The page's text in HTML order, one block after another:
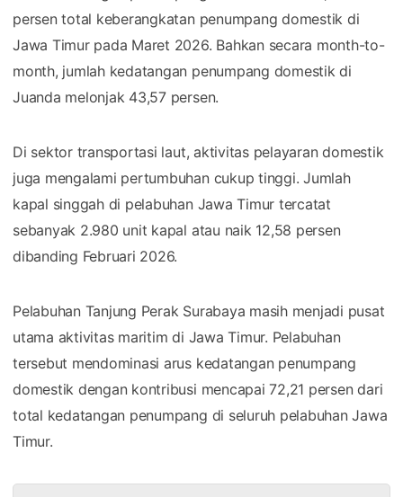
persen total keberangkatan penumpang domestik di
Jawa Timur pada Maret 2026. Bahkan secara month-to-
month, jumlah kedatangan penumpang domestik di
Juanda melonjak 43,57 persen.
Di sektor transportasi laut, aktivitas pelayaran domestik
juga mengalami pertumbuhan cukup tinggi. Jumlah
kapal singgah di pelabuhan Jawa Timur tercatat
sebanyak 2.980 unit kapal atau naik 12,58 persen
dibanding Februari 2026.
Pelabuhan Tanjung Perak Surabaya masih menjadi pusat
utama aktivitas maritim di Jawa Timur. Pelabuhan
tersebut mendominasi arus kedatangan penumpang
domestik dengan kontribusi mencapai 72,21 persen dari
total kedatangan penumpang di seluruh pelabuhan Jawa
Timur.